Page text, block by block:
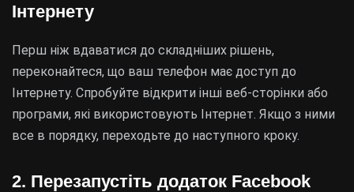
Інтернету
Перш ніж вдаватися до складніших рішень,
переконайтеся, що ваш телефон має доступ до
Інтернету. Спробуйте відкрити інші веб-сторінки або
програми, які використовують Інтернет. Якщо з ними
все в порядку, переходьте до наступного кроку.
2. Перезапустіть додаток Facebook